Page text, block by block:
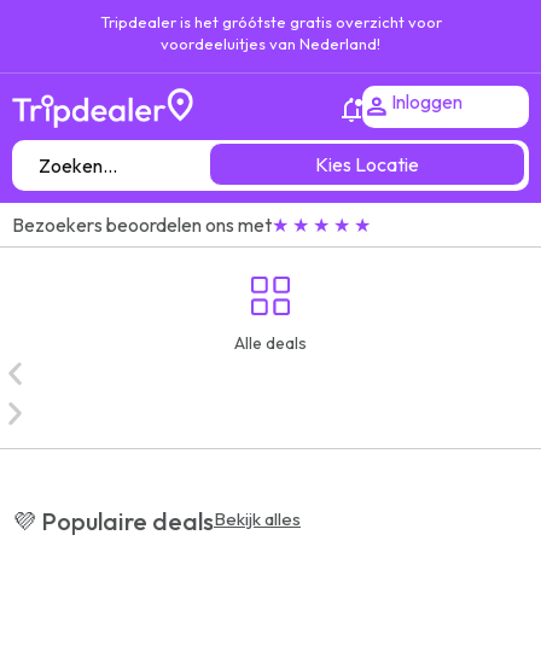
Tripdealer is het gróótste gratis overzicht voor
voordeeluitjes van Nederland!
Inloggen
Kies Locatie
Bezoekers beoordelen ons met★ ★ ★ ★ ★
Alle deals
💜 Populaire dealsBekijk alles